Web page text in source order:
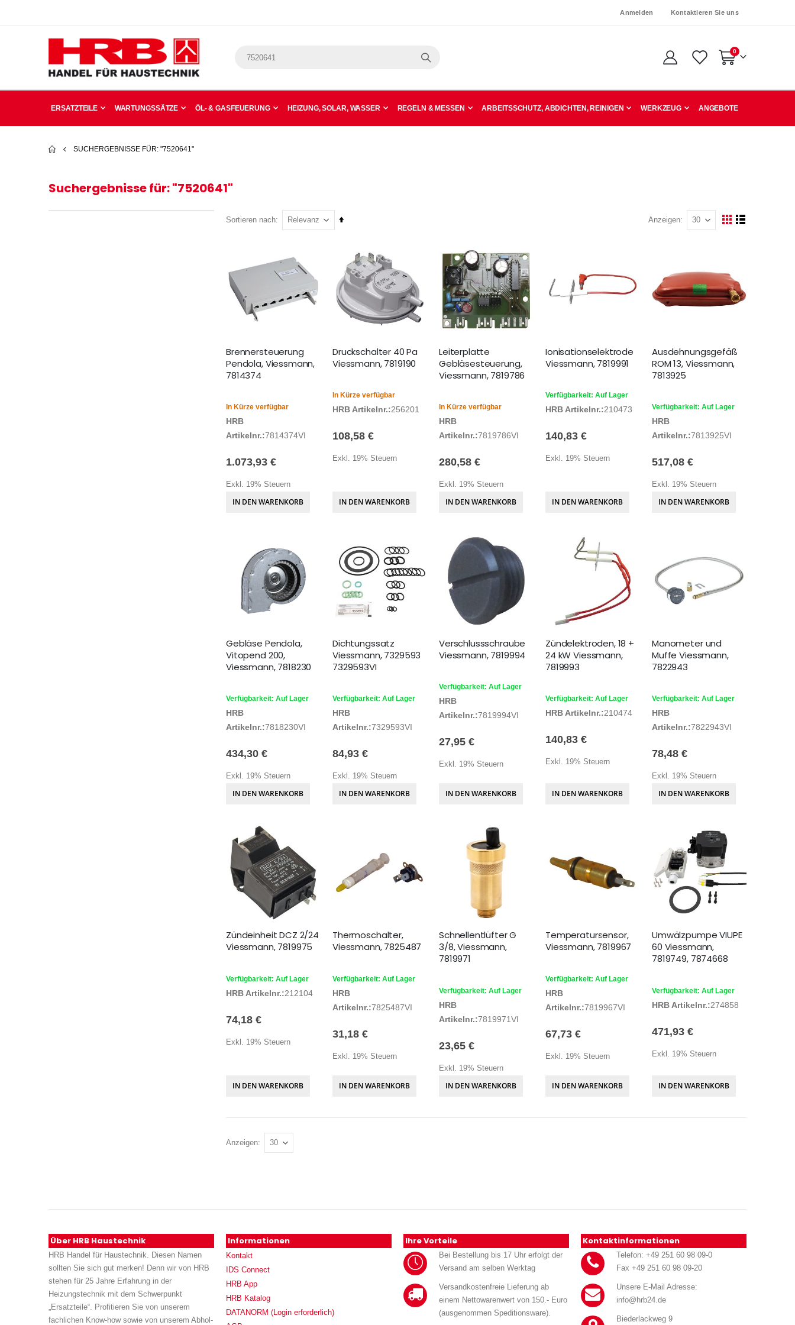
Anmelden Kontaktieren Sie uns
Warenkorb
0Artikel
ERSATZTEILE WARTUNGSSÄTZE ÖL- & GASFEUERUNG HEIZUNG, SOLAR, WASSER REGELN & MESSEN ARBEITSSCHUTZ, ABDICHTEN, REINIGEN WERKZEUG ANGEBOTE
SUCHERGEBNISSE FÜR: "7520641"
Suchergebnisse für: "7520641"
Sortieren nach
In
Anzeigen
Ansicht
Brennersteuerung
Pendola, Viessmann,
7814374
In Kürze verfügbar
HRB
Artikelnr.:7814374VI
1.073,93 €
Exkl. 19% Steuern
IN DEN WARENKORB
Druckschalter 40 Pa
Viessmann, 7819190
In Kürze verfügbar
HRB Artikelnr.:256201
108,58 €
Exkl. 19% Steuern
IN DEN WARENKORB
Leiterplatte
Gebläsesteuerung,
Viessmann, 7819786
In Kürze verfügbar
HRB
Artikelnr.:7819786VI
280,58 €
Exkl. 19% Steuern
IN DEN WARENKORB
Ionisationselektrode
Viessmann, 7819991
Verfügbarkeit: Auf Lager
HRB Artikelnr.:210473
140,83 €
Exkl. 19% Steuern
IN DEN WARENKORB
Ausdehnungsgefäß
ROM 13, Viessmann,
7813925
Verfügbarkeit: Auf Lager
HRB
Artikelnr.:7813925VI
517,08 €
Exkl. 19% Steuern
IN DEN WARENKORB
Gebläse Pendola,
Vitopend 200,
Viessmann, 7818230
Verfügbarkeit: Auf Lager
HRB
Artikelnr.:7818230VI
434,30 €
Exkl. 19% Steuern
IN DEN WARENKORB
Dichtungssatz
Viessmann, 7329593
7329593VI
Verfügbarkeit: Auf Lager
HRB
Artikelnr.:7329593VI
84,93 €
Exkl. 19% Steuern
IN DEN WARENKORB
Verschlussschraube
Viessmann, 7819994
Verfügbarkeit: Auf Lager
HRB
Artikelnr.:7819994VI
27,95 €
Exkl. 19% Steuern
IN DEN WARENKORB
Zündelektroden, 18 +
24 kW Viessmann,
7819993
Verfügbarkeit: Auf Lager
HRB Artikelnr.:210474
140,83 €
Exkl. 19% Steuern
IN DEN WARENKORB
Manometer und
Muffe Viessmann,
7822943
Verfügbarkeit: Auf Lager
HRB
Artikelnr.:7822943VI
78,48 €
Exkl. 19% Steuern
IN DEN WARENKORB
Zündeinheit DCZ 2/24
Viessmann, 7819975
Verfügbarkeit: Auf Lager
HRB Artikelnr.:212104
74,18 €
Exkl. 19% Steuern
IN DEN WARENKORB
Thermoschalter,
Viessmann, 7825487
Verfügbarkeit: Auf Lager
HRB
Artikelnr.:7825487VI
31,18 €
Exkl. 19% Steuern
IN DEN WARENKORB
Schnellentlüfter G
3/8, Viessmann,
7819971
Verfügbarkeit: Auf Lager
HRB
Artikelnr.:7819971VI
23,65 €
Exkl. 19% Steuern
IN DEN WARENKORB
Temperatursensor,
Viessmann, 7819967
Verfügbarkeit: Auf Lager
HRB
Artikelnr.:7819967VI
67,73 €
Exkl. 19% Steuern
IN DEN WARENKORB
Umwälzpumpe VIUPE
60 Viessmann,
7819749, 7874668
Verfügbarkeit: Auf Lager
HRB Artikelnr.:274858
471,93 €
Exkl. 19% Steuern
IN DEN WARENKORB
Anzeigen
Über HRB Haustechnik
HRB Handel für Haustechnik. Diesen Namen
sollten Sie sich gut merken! Denn wir von HRB
stehen für 25 Jahre Erfahrung in der
Heizungstechnik mit dem Schwerpunkt
„Ersatzteile“. Profitieren Sie von unserem
fachlichen Know-how sowie von unserem Abhol-
Informationen
Kontakt
IDS Connect
HRB App
HRB Katalog
DATANORM (Login erforderlich)
Ihre Vorteile
Bei Bestellung bis 17 Uhr erfolgt der
Versand am selben Werktag
Versandkostenfreie Lieferung ab
einem Nettowarenwert von 150.- Euro
(ausgenommen Speditionsware).
Kontaktinformationen
Telefon: +49 251 60 98 09-0
Fax +49 251 60 98 09-20
Unsere E-Mail Adresse:
info@hrb24.de
Biederlackweg 9